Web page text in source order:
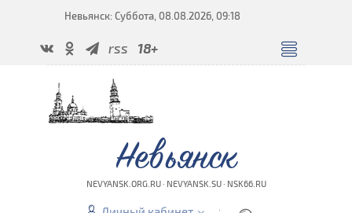
Невьянск: Суббота, 08.08.2026, 09:18
rss 18+
Невьянск
NEVYANSK.ORG.RU · NEVYANSK.SU · NSK66.RU